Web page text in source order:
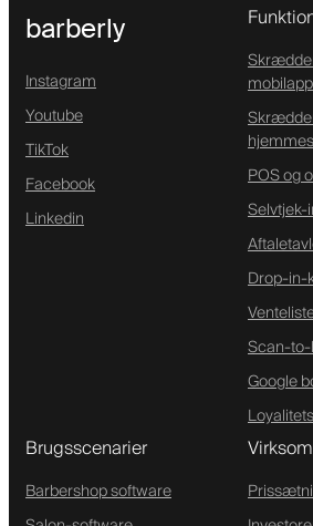
barberly
Instagram
Youtube
TikTok
Facebook
Linkedin
mobilapp
POS og
Selvtjek-
Drop-in-
Scan-
Google
Brugsscenarier
Barbershop software